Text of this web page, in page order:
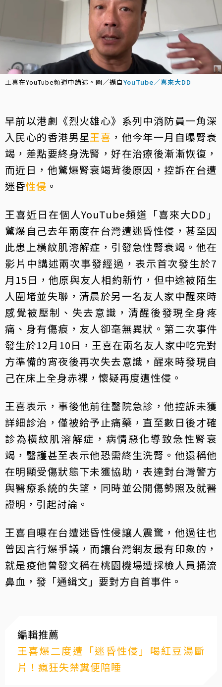
王喜在YouTube頻道中講述。圖／擷自YouTube／喜來大DD
早前以港劇《烈火雄心》系列中消防員一角深
入民心的香港男星王喜 ，他今年一月自曝腎衰
竭，差點要終身洗腎，好在治療後漸漸恢復，
而近日，他驚爆腎衰竭背後原因，控訴在台遭
迷昏性侵 。
王喜近日在個人YouTube頻道「喜來大DD」
驚爆自己去年兩度在台灣遭迷昏性侵，甚至因
此患上橫紋肌溶解症，引發急性腎衰竭。他在
影片中講述兩次事發經過，表示首次發生於7
月15日，他原與友人相約新竹，但中途被陌生
人圍堵並失聯，清晨於另一名友人家中醒來時
感覺被壓制、失去意識，清醒後發現全身疼
痛、身有傷痕，友人卻毫無異狀。第二次事件
發生於12月10日，王喜在兩名友人家中吃完對
方準備的宵夜後再次失去意識，醒來時發現自
己在床上全身赤裸，懷疑再度遭性侵。
王喜表示，事後他前往醫院急診，他控訴未獲
詳細診治，僅被給予止痛藥，直至數日後才確
診為橫紋肌溶解症，病情惡化導致急性腎衰
竭，醫護甚至表示他恐需終生洗腎。他還稱他
在明顯受傷狀態下未獲協助，表達對台灣警方
與醫療系統的失望，同時並公開傷勢照及就醫
證明，引起討論。
王喜自曝在台遭迷昏性侵讓人震驚，他過往也
曾因言行爆爭議，而讓台灣網友最有印象的，
就是疫他曾發文稱在桃園機場遭採檢人員捅流
鼻血，發「通緝文」要對方自首事件。
編輯推薦
王喜爆二度遭「迷昏性侵」喝紅豆湯斷
片！瘋狂失禁糞便陪睡